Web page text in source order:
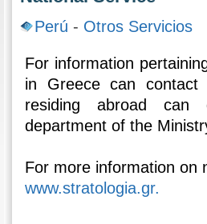
Perú - Otros Servicios
For information
in Greece can contact
residing abroad can
department of the
For more information on
www.stratologia.gr.